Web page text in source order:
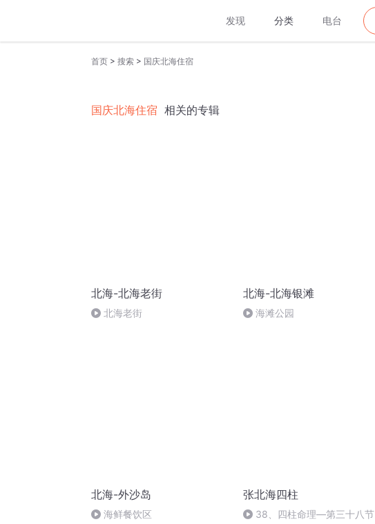
发现 分类 电台
首页 > 搜索 > 国庆北海住宿
国庆北海住宿 相关的专辑
北海-北海老街
北海老街
北海-北海银滩
海滩公园
北海-外沙岛
海鲜餐饮区
张北海四柱
38、四柱命理—第三十八节